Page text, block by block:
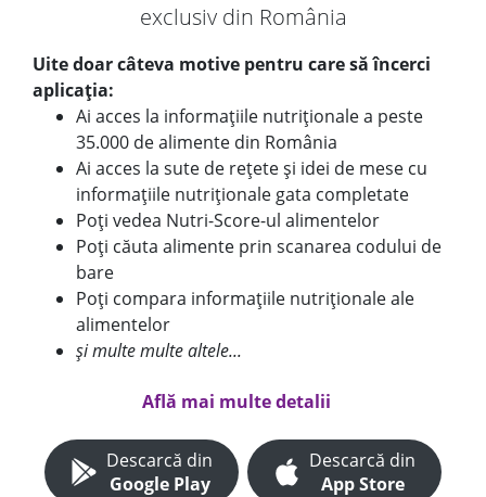
exclusiv din România
Uite doar câteva motive pentru care să încerci
aplicația:
Ai acces la informațiile nutriționale a peste
35.000 de alimente din România
Ai acces la sute de rețete și idei de mese cu
informațiile nutriționale gata completate
Poți vedea Nutri-Score-ul alimentelor
Poți căuta alimente prin scanarea codului de
bare
Poți compara informațiile nutriționale ale
alimentelor
și multe multe altele...
Află mai multe detalii
Descarcă din
Google Play
Descarcă din
App Store